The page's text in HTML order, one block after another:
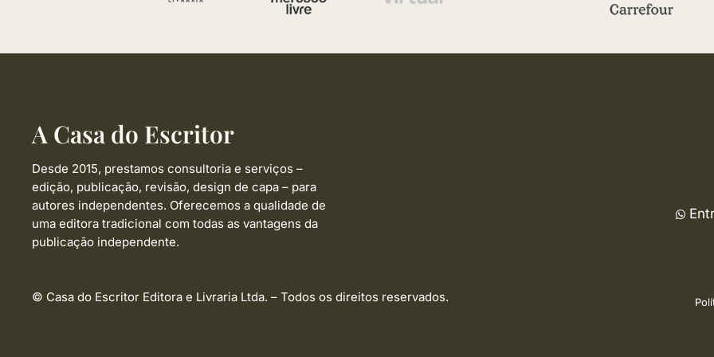
A Casa do Escritor
Desde 2015, prestamos consultoria e serviços –
edição, publicação, revisão, design de capa – para
autores independentes. Oferecemos a qualidade de
uma editora tradicional com todas as vantagens da
publicação independente.
© Casa do Escritor Editora e Livraria Ltda. – Todos os direitos reservados.